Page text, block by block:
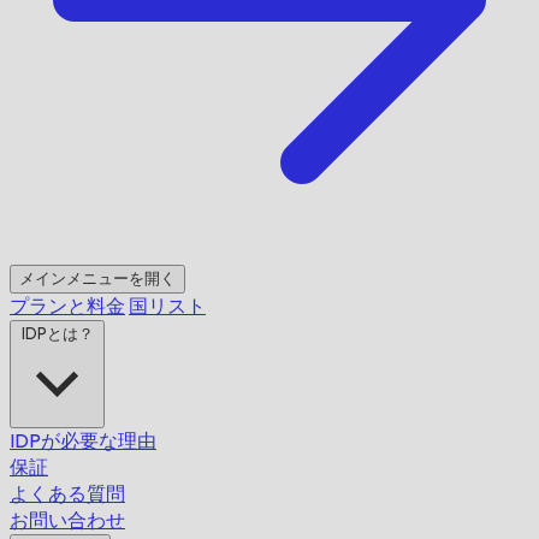
メインメニューを開く
プランと料金 国リスト
IDPとは？
IDPが必要な理由
保証
よくある質問
お問い合わせ